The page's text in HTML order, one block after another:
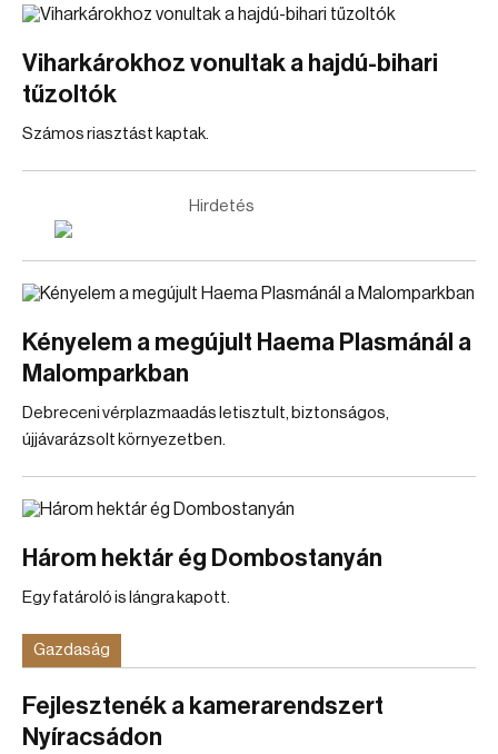
Viharkárokhoz vonultak a hajdú-bihari
tűzoltók
Számos riasztást kaptak.
Hirdetés
Kényelem a megújult Haema Plasmánál a
Malomparkban
Debreceni vérplazmaadás letisztult, biztonságos,
újjávarázsolt környezetben.
Három hektár ég Dombostanyán
Egy fatároló is lángra kapott.
Gazdaság
Fejlesztenék a kamerarendszert
Nyíracsádon